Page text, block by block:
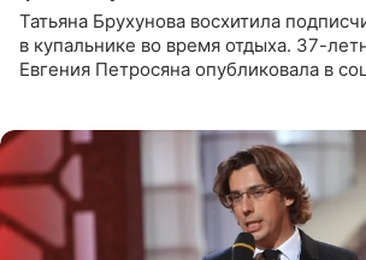
Татьяна Брухунова восхитила
в купальнике во время отдыха. 37-
Евгения Петросяна опубликовала в